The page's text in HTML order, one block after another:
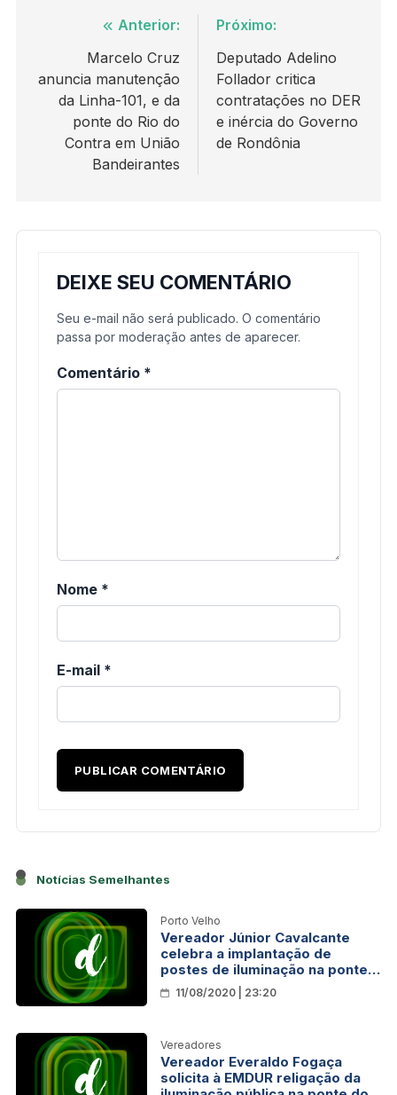
Navegação
Post
Anterior:
Marcelo Cruz
anuncia manutenção
da Linha-101, e da
ponte do Rio do
Contra em União
Bandeirantes
Próximo:
Deputado Adelino
Follador critica
contratações no DER
e inércia do Governo
de Rondônia
DEIXE SEU COMENTÁRIO
Seu e-mail não será publicado. O comentário
passa por moderação antes de aparecer.
Comentário *
Nome *
E-mail *
Notícias Semelhantes
Porto Velho
Vereador Júnior Cavalcante
celebra a implantação de
postes de iluminação na ponte
do Rio Madeira
11/08/2020 | 23:20
Vereadores
Vereador Everaldo Fogaça
solicita à EMDUR religação da